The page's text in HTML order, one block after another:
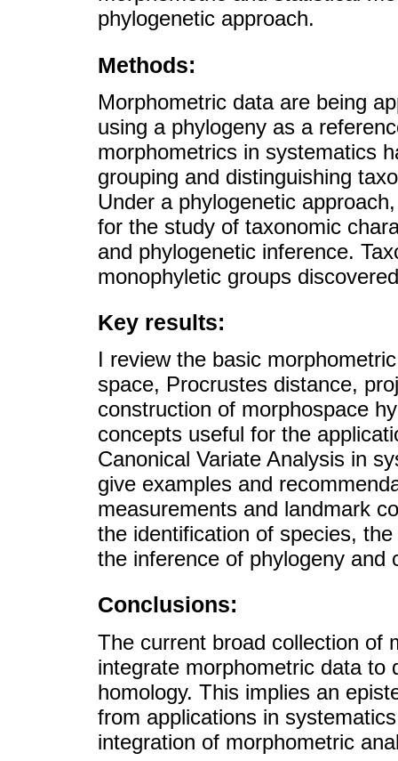
phylogenetic approach.
Methods:
Morphometric data are being
using a phylogeny as a
morphometrics in systematics
grouping and distinguishing
Under a phylogenetic
for the study of taxonomic
and phylogenetic inference.
monophyletic groups
Key results:
I review the basic
space, Procrustes distance,
construction of morphospace
concepts useful for the
Canonical Variate Analysis in
give examples and
measurements and landmark
the identification of species,
the inference of phylogeny and
Conclusions:
The current broad collection of
integrate morphometric data to
homology. This implies an
from applications in
integration of morphometric